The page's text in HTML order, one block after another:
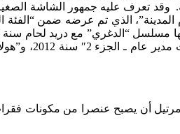
أن يصبح عنصرا من مكونات